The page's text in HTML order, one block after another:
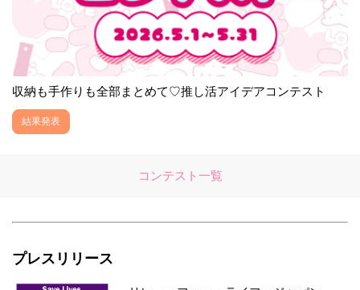
収納も手作りも全部まとめて♡推し活アイデアコンテスト
結果発表
コンテスト一覧
プレスリリース